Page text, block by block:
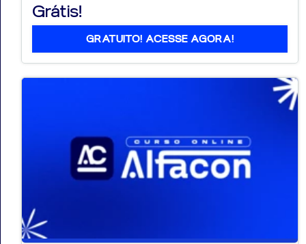
Grátis!
GRATUITO! ACESSE AGORA!